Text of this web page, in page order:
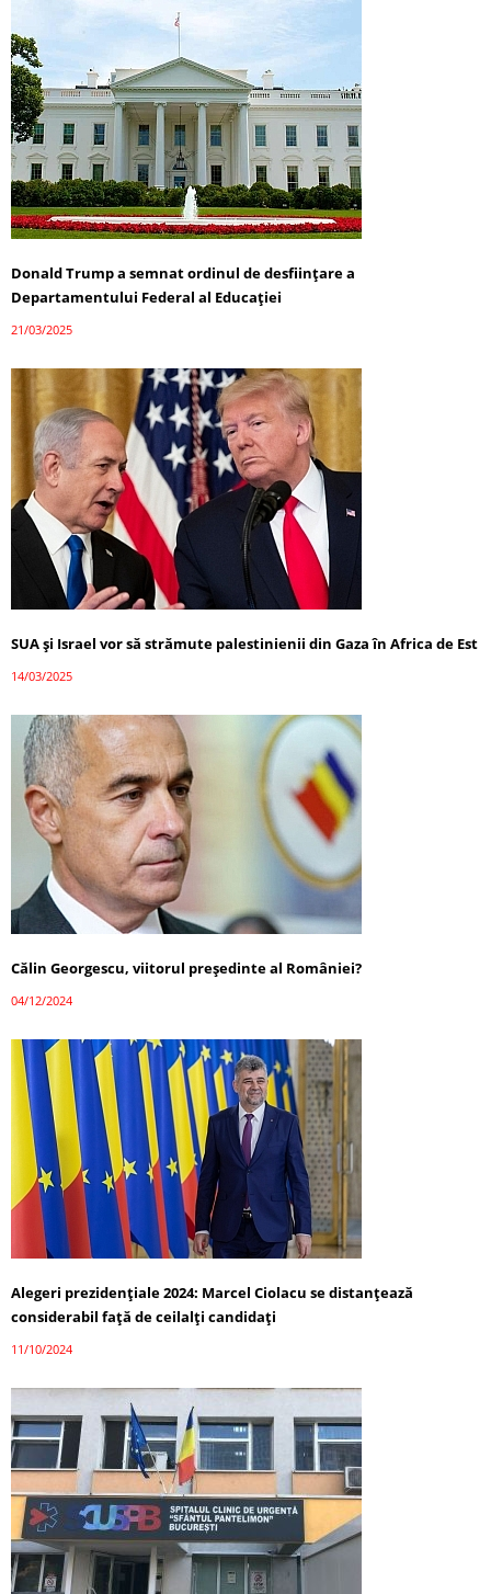
Donald Trump a semnat ordinul de desființare a
Departamentului Federal al Educației
21/03/2025
SUA și Israel vor să strămute palestinienii din Gaza în Africa de Est
14/03/2025
Călin Georgescu, viitorul președinte al României?
04/12/2024
Alegeri prezidențiale 2024: Marcel Ciolacu se distanțează
considerabil față de ceilalți candidați
11/10/2024